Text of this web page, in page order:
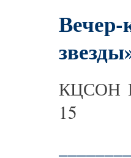
КЦСОН
15